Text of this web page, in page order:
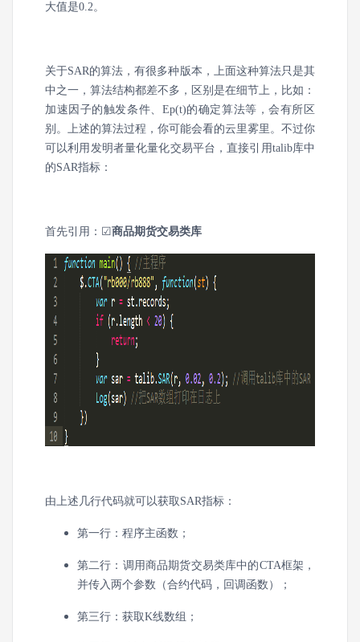
大值是0.2。
关于SAR的算法，有很多种版本，上面这种算法只是其
中之一，算法结构都差不多，区别是在细节上，比如：
加速因子的触发条件、Ep(t)的确定算法等，会有所区
别。上述的算法过程，你可能会看的云里雾里。不过你
可以利用发明者量化量化交易平台，直接引用talib库中
的SAR指标：
首先引用：☑商品期货交易类库
由上述几行代码就可以获取SAR指标：
第一行：程序主函数；
第二行：调用商品期货交易类库中的CTA框架，
并传入两个参数（合约代码，回调函数）；
第三行：获取K线数组；